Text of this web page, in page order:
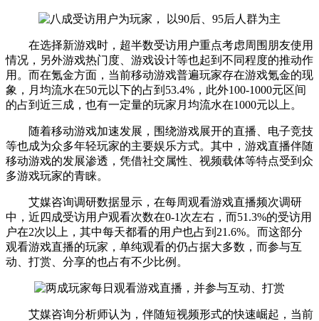
在选择新游戏时，超半数受访用户重点考虑周围朋友使用
情况，另外游戏热门度、游戏设计等也起到不同程度的推动作
用。而在氪金方面，当前移动游戏普遍玩家存在游戏氪金的现
象，月均流水在50元以下的占到53.4%，此外100-1000元区间
的占到近三成，也有一定量的玩家月均流水在1000元以上。
随着移动游戏加速发展，围绕游戏展开的直播、电子竞技
等也成为众多年轻玩家的主要娱乐方式。其中，游戏直播伴随
移动游戏的发展渗透，凭借社交属性、视频载体等特点受到众
多游戏玩家的青睐。
艾媒咨询调研数据显示，在每周观看游戏直播频次调研
中，近四成受访用户观看次数在0-1次左右，而51.3%的受访用
户在2次以上，其中每天都看的用户也占到21.6%。而这部分
观看游戏直播的玩家，单纯观看的仍占据大多数，而参与互
动、打赏、分享的也占有不少比例。
艾媒咨询分析师认为，伴随短视频形式的快速崛起，当前